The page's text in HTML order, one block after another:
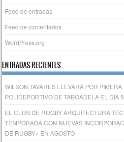
Feed de entradas
Feed de comentarios
WordPress.org
ENTRADAS RECIENTES
WILSON TAVARES LLEVARÁ POR
POLIDEPORTIVO DE TABOADELA EL DÍA
EL CLUB DE RUGBY ARQUITECTURA
TEMPORADA CON NUEVAS
DE RUGBY» EN AGOSTO